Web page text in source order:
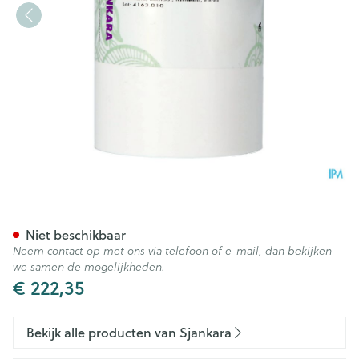
€ 222,35
Niet beschikbaar
Neem contact op met ons via telefoon of e-mail, dan bekijken
we samen de mogelijkheden.
Bekijk alle producten van Sjankara